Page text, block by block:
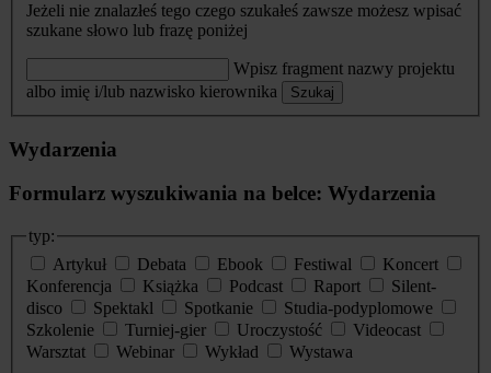
Jeżeli nie znalazłeś tego czego szukałeś zawsze możesz wpisać
szukane słowo lub frazę poniżej
Wpisz fragment nazwy projektu
albo imię i/lub nazwisko kierownika
Szukaj
Wydarzenia
Formularz wyszukiwania na belce: Wydarzenia
typ:
Artykuł
Debata Ebook Festiwal
Koncert
Konferencja
Książka Podcast Raport
Silent-
disco
Spektakl Spotkanie
Studia-podyplomowe
Szkolenie
Turniej-gier Uroczystość
Videocast
Warsztat
Webinar Wykład
Wystawa